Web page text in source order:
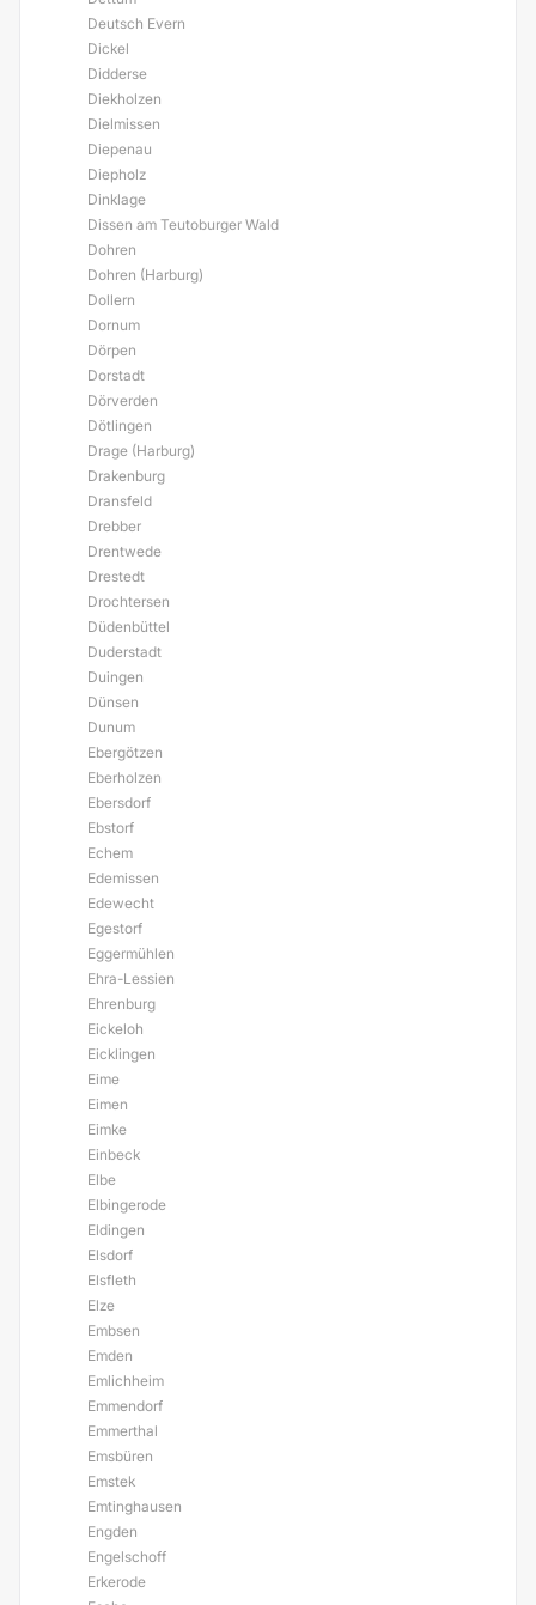
Deutsch Evern
Dickel
Didderse
Diekholzen
Dielmissen
Diepenau
Diepholz
Dinklage
Dissen am Teutoburger Wald
Dohren
Dohren (Harburg)
Dollern
Dornum
Dörpen
Dorstadt
Dörverden
Dötlingen
Drage (Harburg)
Drakenburg
Dransfeld
Drebber
Drentwede
Drestedt
Drochtersen
Düdenbüttel
Duderstadt
Duingen
Dünsen
Dunum
Ebergötzen
Eberholzen
Ebersdorf
Ebstorf
Echem
Edemissen
Edewecht
Egestorf
Eggermühlen
Ehra-Lessien
Ehrenburg
Eickeloh
Eicklingen
Eime
Eimen
Eimke
Einbeck
Elbe
Elbingerode
Eldingen
Elsdorf
Elsfleth
Elze
Embsen
Emden
Emlichheim
Emmendorf
Emmerthal
Emsbüren
Emstek
Emtinghausen
Engden
Engelschoff
Erkerode